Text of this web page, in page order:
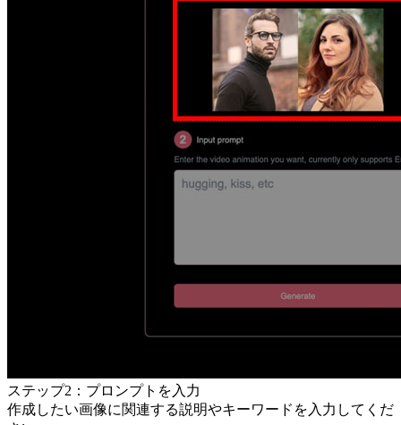
ステップ2：プロンプトを入力
作成したい画像に関連する説明やキーワードを入力してくだ